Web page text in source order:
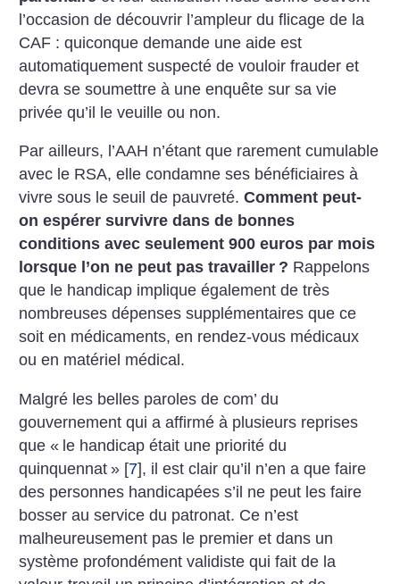
l’occasion de découvrir l’ampleur du flicage de la
CAF : quiconque demande une aide est
automatiquement suspecté de vouloir frauder et
devra se soumettre à une enquête sur sa vie
privée qu’il le veuille ou non.
Par ailleurs, l’AAH n’étant que rarement cumulable
avec le RSA, elle condamne ses bénéficiaires à
vivre sous le seuil de pauvreté.Comment peut-
on espérer survivre dans de bonnes
conditions avec seulement 900 euros par mois
lorsque l’on ne peut pas travailler ? Rappelons
que le handicap implique également de très
nombreuses dépenses supplémentaires que ce
soit en médicaments, en rendez-vous médicaux
ou en matériel médical.
Malgré les belles paroles de com’ du
gouvernement qui a affirmé à plusieurs reprises
que « le handicap était une priorité du
quinquennat » [7], il est clair qu’il n’en a que faire
des personnes handicapées s’il ne peut les faire
bosser au service du patronat. Ce n’est
malheureusement pas le premier et dans un
système profondément validiste qui fait de la